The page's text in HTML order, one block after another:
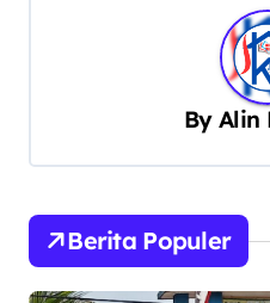
s
ByAlin
Berita Populer